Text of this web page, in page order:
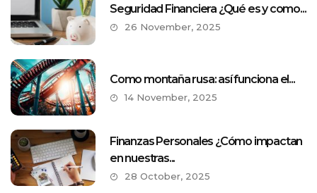
Seguridad Financiera ¿Qué es y como...
26 November, 2025
Como montaña rusa: así funciona el...
14 November, 2025
Finanzas Personales ¿Cómo impactan
en nuestras...
28 October, 2025